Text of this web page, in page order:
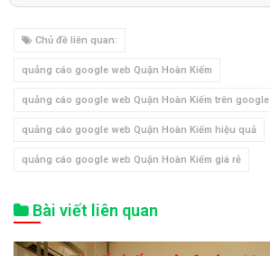
Chủ đề liên quan:
quảng cáo google web Quận Hoàn Kiếm
quảng cáo google web Quận Hoàn Kiếm trên google
quảng cáo google web Quận Hoàn Kiếm hiệu quả
quảng cáo google web Quận Hoàn Kiếm giá rẻ
Bài viết liên quan